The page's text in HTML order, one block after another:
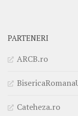
PARTENERI
ARCB.ro
Cateheza.ro